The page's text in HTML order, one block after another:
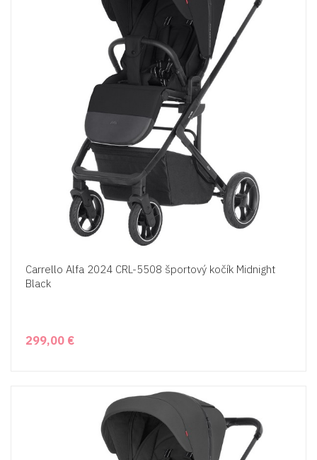
Carrello Alfa 2024 CRL-5508 športový kočík Midnight
Black
299,00 €